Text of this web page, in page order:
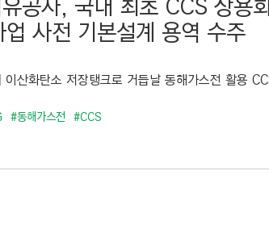
공사, 국내 최초 CCS 상용
사전 기본설계 용역 수주
산화탄소 저장탱크로 거듭날 동해가스전 활용
#동해가스전 #CCS